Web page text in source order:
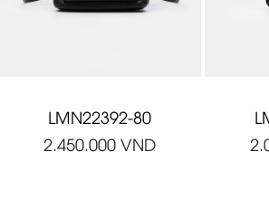
LMN22392-80
2.450.000 VND